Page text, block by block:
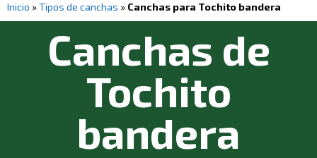
Inicio »Tipos de canchas » Canchas para Tochito bandera
Canchas de
Tochito
bandera